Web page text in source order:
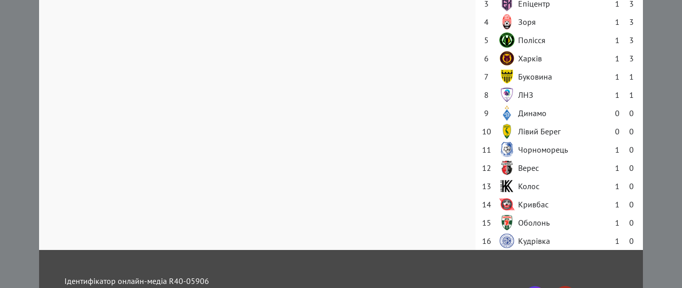
3
Епіцентр 1
3
4
Зоря 1
3
5
Полісся 1
3
6
Харків 1
3
7
Буковина 1
1
8
ЛНЗ 1
1
9
Динамо 0
0
10
Лівий Берег 0
0
11
Чорноморець 1
0
12
Верес 1
0
13
Колос 1
0
14
Кривбас 1
0
15
Оболонь 1
0
16
Кудрівка 1 0
Ідентифікатор онлайн-медіа R40-05906